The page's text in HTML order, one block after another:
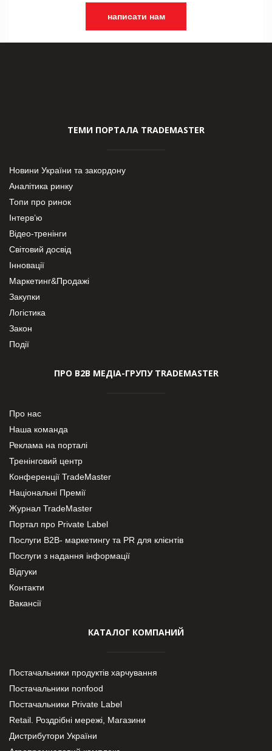
написати нам
ТЕМИ ПОРТАЛА TRADEMASTER
Новини України та закордону
Аналітика ринку
Топи про ринок
Інтерв’ю
Відео-тренінги
Світовий досвід
Інновації
Маркетинг&Продажі
Закупки
Логістика
Закон
Події
ПРО В2В МЕДІА-ГРУПУ TRADEMASTER
Про нас
Наша команда
Реклама на порталі
Тренінговий центр
Конференції TradeMaster
Національні Премії
Журнал TradeMaster
Портал про Private Label
Послуги В2В- маркетингу та PR для клієнтів
Послуги з надання інформації
Відгуки
Контакти
Вакансії
КАТАЛОГ КОМПАНИЙ
Постачальники продуктів харчування
Постачальники nonfood
Постачальники Private Label
Retail. Роздрібні мережі, Магазини
Дистрибутори України